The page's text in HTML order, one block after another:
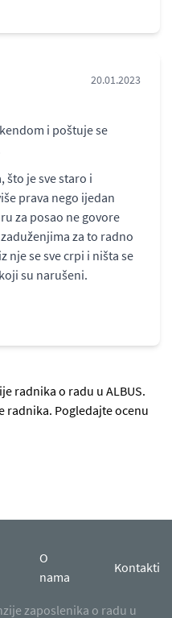
20.01.2023
i poštuje se
što je sve staro i
prava nego ijedan
za posao ne govore
za to radno
nje se sve crpi i ništa se
su narušeni.
radnika o radu u ALBUS.
radnika. Pogledajte ocenu
O
nama
Kontakti
zaposlenika o radu u